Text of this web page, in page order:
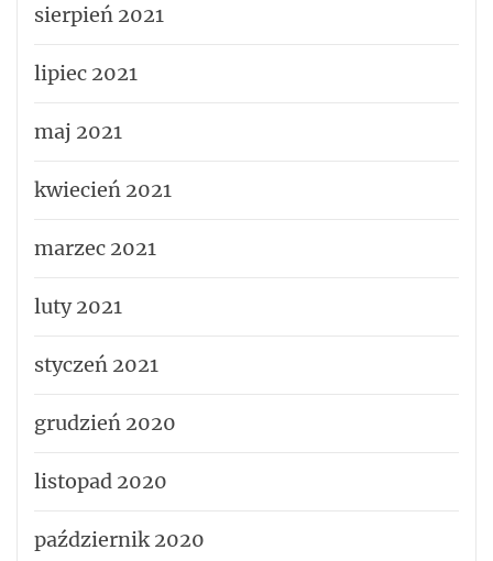
sierpień 2021
lipiec 2021
maj 2021
kwiecień 2021
marzec 2021
luty 2021
styczeń 2021
grudzień 2020
listopad 2020
październik 2020